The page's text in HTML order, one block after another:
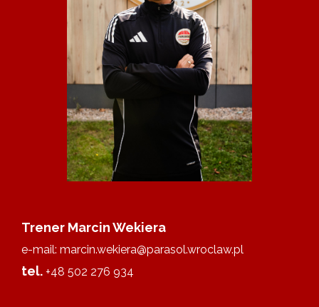
Trener Marcin Wekiera
e-mail: marcin.wekiera@parasol.wroclaw.pl
tel. +48 502 276 934